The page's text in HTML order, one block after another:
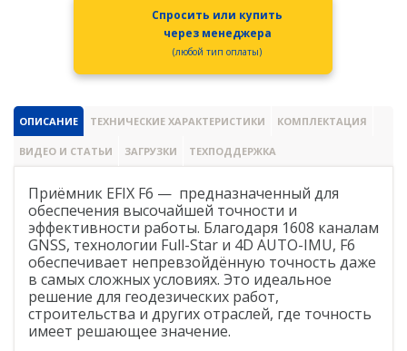
Agisoft
Аксессуары
САУ
Системы на экскаваторы
Системы на грейдеры
Системы на бульдозеры
Мониторинг
Спросить или купить
через менеджера
(любой тип оплаты)
ОПИСАНИЕ ТЕХНИЧЕСКИЕ ХАРАКТЕРИСТИКИ КОМПЛЕКТАЦИЯ
ВИДЕО И СТАТЬИ ЗАГРУЗКИ ТЕХПОДДЕРЖКА
Приёмник EFIX F6 — предназначенный для
обеспечения высочайшей точности и
эффективности работы. Благодаря 1608 каналам
GNSS, технологии Full-Star и 4D AUTO-IMU, F6
обеспечивает непревзойдённую точность даже
в самых сложных условиях. Это идеальное
решение для геодезических работ,
строительства и других отраслей, где точность
имеет решающее значение.